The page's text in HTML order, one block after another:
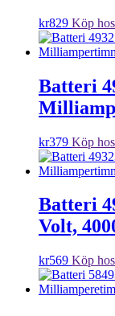
kr829 Köp
Batteri
kr379 Köp
Batteri
Volt,
kr569 Köp